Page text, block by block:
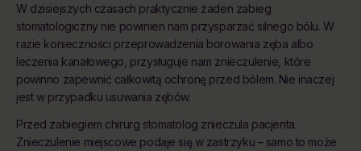
W dzisiejszych czasach praktycznie żaden zabieg
stomatologiczny nie powinien nam przysparzać silnego bólu. W
razie konieczności przeprowadzenia borowania zęba albo
leczenia kanałowego, przysługuje nam znieczulenie, które
powinno zapewnić całkowitą ochronę przed bólem. Nie inaczej
jest w przypadku usuwania zębów.
Przed zabiegiem chirurg stomatolog znieczula pacjenta.
Znieczulenie miejscowe podaje się w zastrzyku – samo to może